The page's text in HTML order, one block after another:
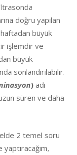
doğru yapılan
büyük
işlemdir ve
büyük
sonlandırılabilir.
) adı
süren ve daha
2 temel soru